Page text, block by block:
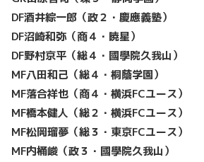
DF酒井綜一郎（政２・慶應義塾）
DF沼崎和弥（商４・暁星）
DF野村京平（総４・國學院久我山）
MF八田和己（総４・桐蔭学園）
MF落合祥也（商４・横浜FCユース）
MF橋本健人（総２・横浜FCユース）
MF松岡瑠夢（総３・東京FCユース）
MF内桶峻（政３・國學院久我山）